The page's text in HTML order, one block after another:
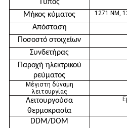
Τύπος
Μήκος κύματος 1271 NM,
Απόσταση
Ποσοστό στοιχείων
Συνδετήρας
Παροχή ηλεκτρικού
ρεύματος
Μέγιστη δύναμη
λειτουργίας
Λειτουργούσα
θερμοκρασία
DDM/DOM